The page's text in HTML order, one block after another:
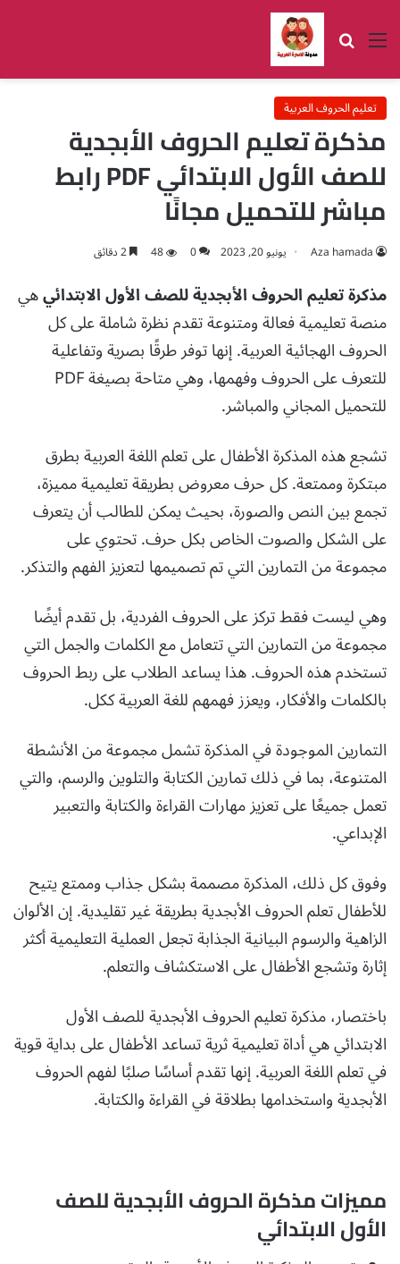
القائمة بحث عن
تعليم الحروف العربية
مذكرة تعليم الحروف الأبجدية
للصف الأول الابتدائي PDF رابط
مباشر للتحميل مجانًا
Aza hamada يونيو 20, 2023 0
48
مذكرة تعليم الحروف الأبجدية للصف الأول الابتدائيهي
منصة تعليمية فعالة ومتنوعة تقدم نظرة شاملة على كل
الحروف الهجائية العربية. إنها توفر طرقًا بصرية وتفاعلية
للتعرف على الحروف وفهمها، وهي متاحة بصيغة PDF
للتحميل المجاني والمباشر.
تشجع هذه المذكرة الأطفال على تعلم اللغة العربية بطرق
مبتكرة وممتعة. كل حرف معروض بطريقة تعليمية مميزة،
تجمع بين النص والصورة، بحيث يمكن للطالب أن يتعرف
على الشكل والصوت الخاص بكل حرف. تحتوي على
مجموعة من التمارين التي تم تصميمها لتعزيز الفهم والتذكر.
وهي ليست فقط تركز على الحروف الفردية، بل تقدم أيضًا
مجموعة من التمارين التي تتعامل مع الكلمات والجمل التي
تستخدم هذه الحروف. هذا يساعد الطلاب على ربط الحروف
بالكلمات والأفكار، ويعزز فهمهم للغة العربية ككل.
التمارين الموجودة في المذكرة تشمل مجموعة من الأنشطة
المتنوعة، بما في ذلك تمارين الكتابة والتلوين والرسم، والتي
تعمل جميعًا على تعزيز مهارات القراءة والكتابة والتعبير
الإبداعي.
وفوق كل ذلك، المذكرة مصممة بشكل جذاب وممتع يتيح
للأطفال تعلم الحروف الأبجدية بطريقة غير تقليدية. إن الألوان
الزاهية والرسوم البيانية الجذابة تجعل العملية التعليمية أكثر
إثارة وتشجع الأطفال على الاستكشاف والتعلم.
باختصار، مذكرة تعليم الحروف الأبجدية للصف الأول
الابتدائي هي أداة تعليمية ثرية تساعد الأطفال على بداية قوية
في تعلم اللغة العربية. إنها تقدم أساسًا صلبًا لفهم الحروف
الأبجدية واستخدامها بطلاقة في القراءة والكتابة.
مميزات مذكرة الحروف الأبجدية للصف
الأول الابتدائي